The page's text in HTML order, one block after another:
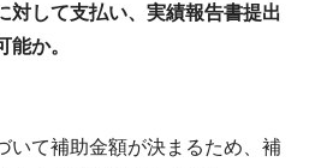
対して支払い、実績報告書提出
か。
て補助金額が決まるため、補